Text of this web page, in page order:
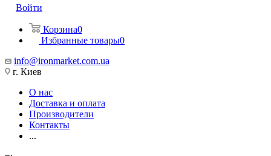
Войти
Корзина0
Избранные товары0
info@ironmarket.com.ua
г. Киев
О нас
Доставка и оплата
Производители
Контакты
...